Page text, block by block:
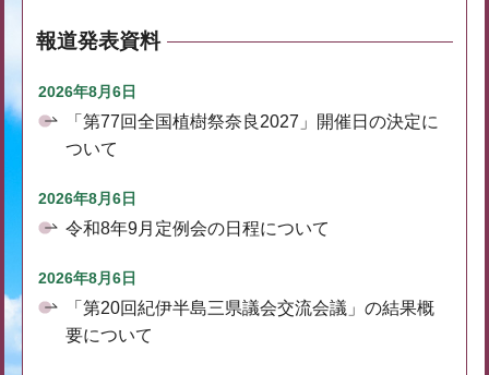
報道発表資料
2026年8月6日
「第77回全国植樹祭奈良2027」開催日の決定に
ついて
2026年8月6日
令和8年9月定例会の日程について
2026年8月6日
「第20回紀伊半島三県議会交流会議」の結果概
要について